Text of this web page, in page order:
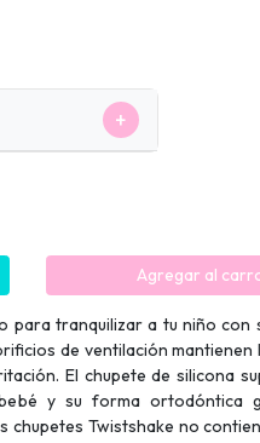
+
Agregar al
para tranquilizar a tu niño
de ventilación mantienen
El chupete de silicona
y su forma ortodóntica
Twistshake no